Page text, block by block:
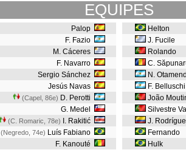
EQUIPES
Palop
F. Fazio
M. Cáceres
F. Navarro
Sergio Sánchez
Jesús Navas
(Capel, 86e) D. Perotti
G. Medel
(C. Romaric, 78e) I. Rakitić
(Negredo, 74e) Luís Fabiano
F. Kanouté
Helton
J. Fucile
Rolando
C.
N.
F.
João
Silvestre
J.
Fernando
Hulk